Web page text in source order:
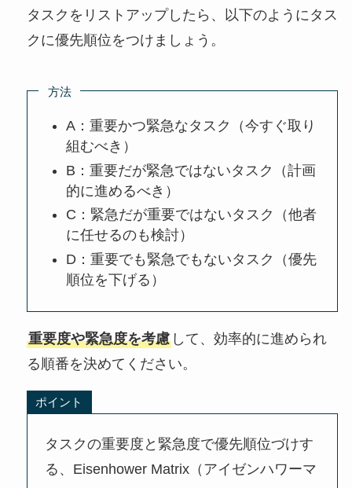
タスクをリストアップしたら、以下のようにタス
クに優先順位をつけましょう。
方法
A：重要かつ緊急なタスク（今すぐ取り
組むべき）
B：重要だが緊急ではないタスク（計画
的に進めるべき）
C：緊急だが重要ではないタスク（他者
に任せるのも検討）
D：重要でも緊急でもないタスク（優先
順位を下げる）
重要度や緊急度を考慮して、効率的に進められ
る順番を決めてください。
ポイント
タスクの重要度と緊急度で優先順位づけす
る、Eisenhower Matrix（アイゼンハワーマ